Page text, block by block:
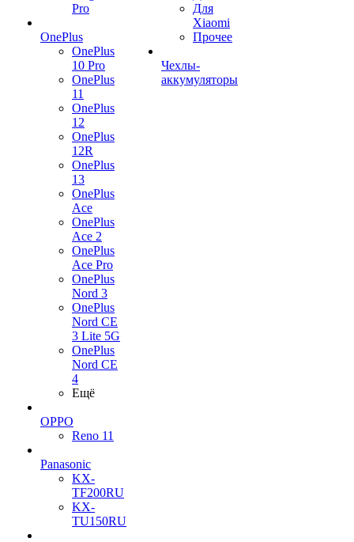
Pro
OnePlus
OnePlus
10 Pro
OnePlus
11
OnePlus
12
OnePlus
12R
OnePlus
13
OnePlus
Ace
OnePlus
Ace 2
OnePlus
Ace Pro
OnePlus
Nord 3
OnePlus
Nord CE
3 Lite 5G
OnePlus
Nord CE
4
Ещё
OPPO
Reno 11
Panasonic
KX-
TF200RU
KX-
TU150RU
Для
Xiaomi
Прочее
Чехлы-
аккумуляторы